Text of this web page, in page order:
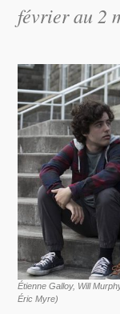
février au 2
Étienne Galloy, Will
Éric Myre)